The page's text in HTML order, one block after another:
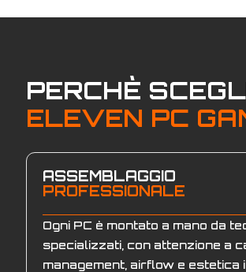
PERCHÈ
ELEVEN PC
ASSEMBLAGGIO
PROFESSIONALE
Ogni PC è montato a mano da
specializzati, con attenzione a
management, airflow e estetica